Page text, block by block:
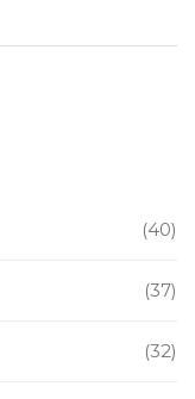
(40)
(37)
(32)